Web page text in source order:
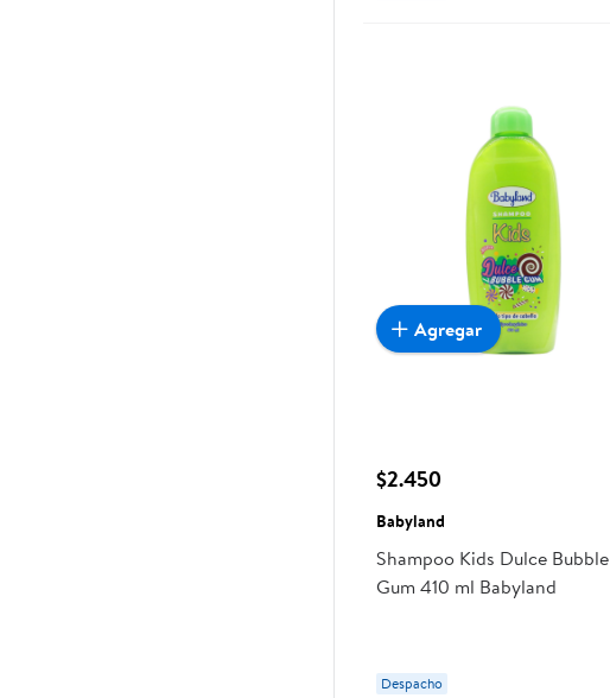
$2.450
Babyland
Shampoo Kids Dulce Bubble
Gum 410 ml Babyland
Despacho
Agregar